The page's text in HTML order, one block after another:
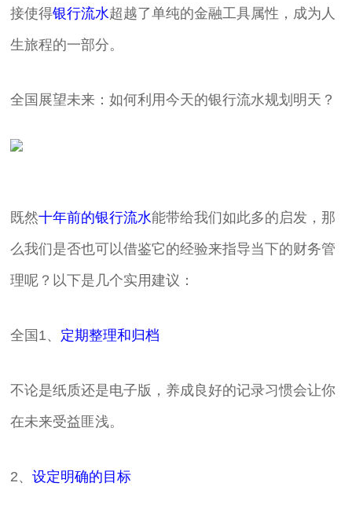
接使得银行流水超越了单纯的金融工具属性，成为人
生旅程的一部分。
全国展望未来：如何利用今天的银行流水规划明天？
既然十年前的银行流水能带给我们如此多的启发，那
么我们是否也可以借鉴它的经验来指导当下的财务管
理呢？以下是几个实用建议：
全国1、 定期整理和归档
不论是纸质还是电子版，养成良好的记录习惯会让你
在未来受益匪浅。
2、设定明确的目标